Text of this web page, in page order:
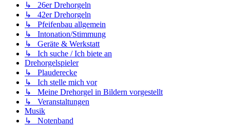
↳ 26er Drehorgeln
↳ 42er Drehorgeln
↳ Pfeifenbau allgemein
↳ Intonation/Stimmung
↳ Geräte & Werkstatt
↳ Ich suche / Ich biete an
Drehorgelspieler
↳ Plauderecke
↳ Ich stelle mich vor
↳ Meine Drehorgel in Bildern vorgestellt
↳ Veranstaltungen
Musik
↳ Notenband